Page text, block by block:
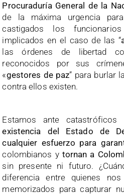
Procuraduría General de la
de la máxima urgencia
castigados los
implicados en el caso de las “
las órdenes de libertad
reconocidos por sus
«gestores de paz” para burlar
contra ellos existen.
Estamos ante
existencia del Estado de
cualquier esfuerzo para
colombianos y tornan a
sin presente ni futuro.
diferencia entre quienes
memorizados para capturar